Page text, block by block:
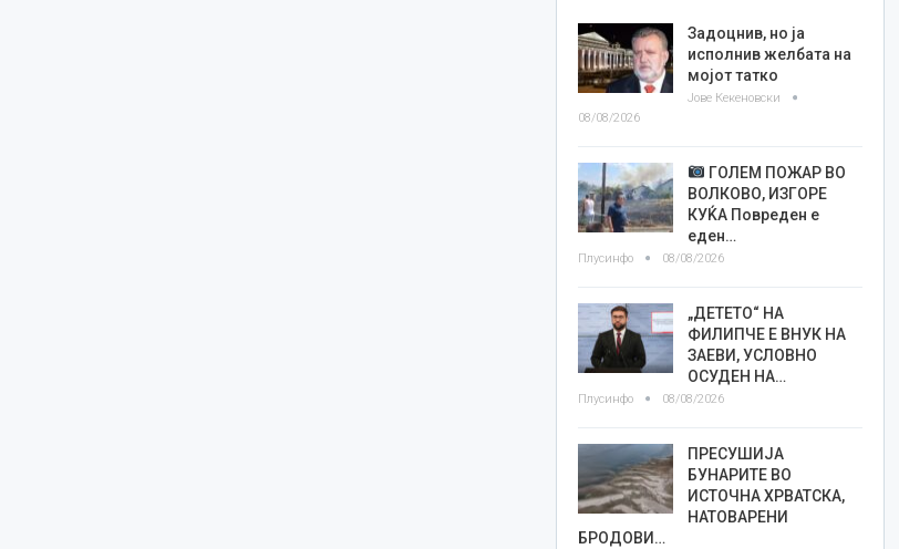
Задоцнив, но ја
исполнив желбата на
мојот татко
Јове Кекеновски
08/08/2026
ГОЛЕМ ПОЖАР ВО
ВОЛКОВО, ИЗГОРЕ
КУЌА Повреден е
еден…
Плусинфо 08/08/2026
„ДЕТЕТО“ НА
ФИЛИПЧЕ Е ВНУК НА
ЗАЕВИ, УСЛОВНО
ОСУДЕН НА…
Плусинфо 08/08/2026
ПРЕСУШИЈА
БУНАРИТЕ ВО
ИСТОЧНА ХРВАТСКА,
НАТОВАРЕНИ
БРОДОВИ…